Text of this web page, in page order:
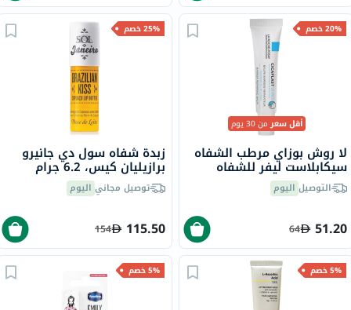
20% خصم
أقل سعرمن 30 يوم
لا روش بوزاي مرطب الشفاه
سيكابلاست ليفر للشفاه
الجافة والمتشققة 7.5 مل
التوصيل اليوم
51.20
64
25% خصم
زبدة شفاه سول دي جانيرو
برازيليان كيس، 6.2 جرام
توصيل مجاني اليوم
115.50
154
5% خصم 5% خصم